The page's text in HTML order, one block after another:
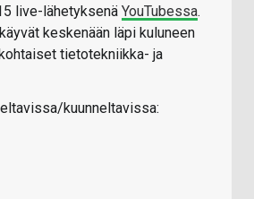
live-lähetyksenä YouTubessa.
keskenään läpi kuluneen
tietotekniikka- ja
kuunneltavissa: